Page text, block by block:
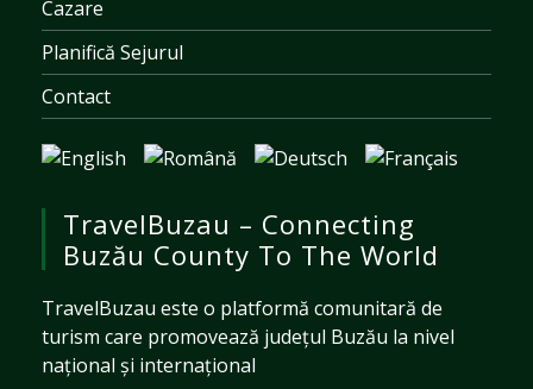
Cazare
Planifică Sejurul
Contact
TravelBuzau – Connecting
Buzău County To The World
TravelBuzau este o platformă comunitară de
turism care promovează județul Buzău la nivel
național și internațional